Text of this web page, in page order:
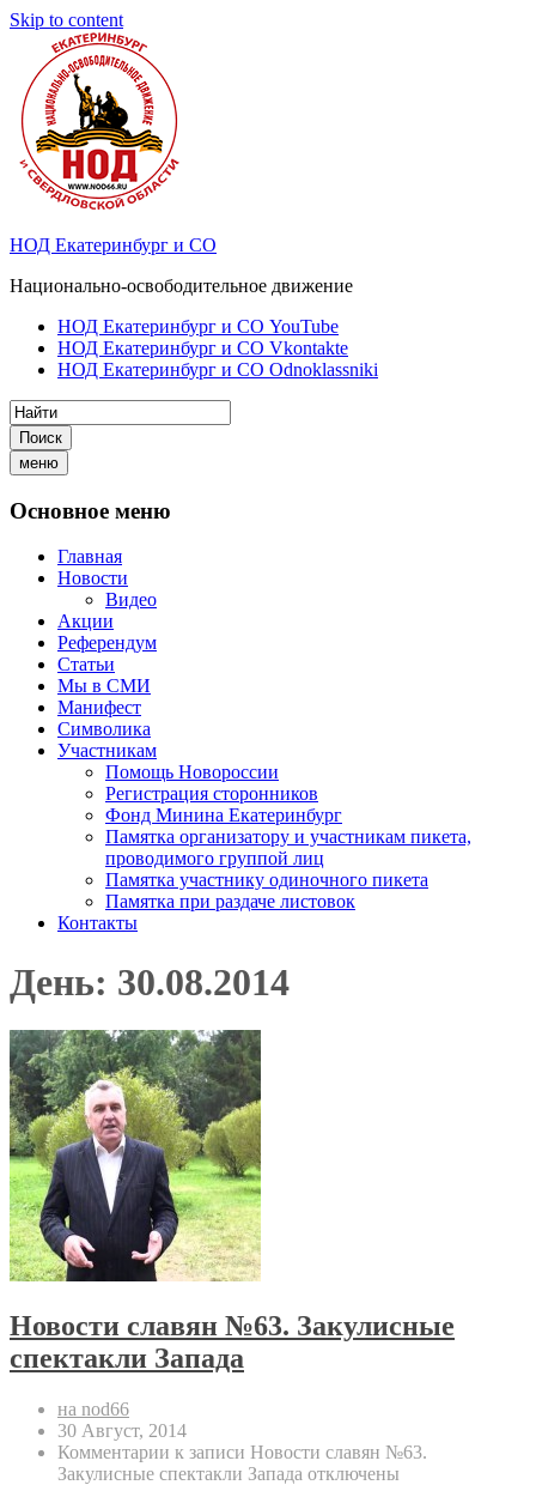
Skip to content
НОД Екатеринбург и СО
Национально-освободительное движение
НОД Екатеринбург и СО YouTube
НОД Екатеринбург и СО Vkontakte
НОД Екатеринбург и СО Odnoklassniki
Поиск
меню
Основное меню
Главная
Новости
Видео
Акции
Референдум
Статьи
Мы в СМИ
Манифест
Символика
Участникам
Помощь Новороссии
Регистрация сторонников
Фонд Минина Екатеринбург
Памятка организатору и участникам пикета,
проводимого группой лиц
Памятка участнику одиночного пикета
Памятка при раздаче листовок
Контакты
День: 30.08.2014
Новости славян №63. Закулисные
спектакли Запада
на nod66
30 Август, 2014
Комментарии к записи Новости славян №63.
Закулисные спектакли Запада отключены